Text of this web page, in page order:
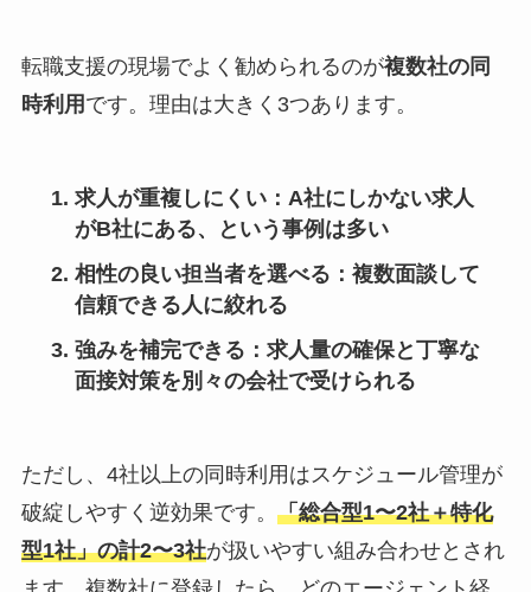
転職支援の現場でよく勧められるのが複数社の同
時利用 です。理由は大きく3つあります。
求人が重複しにくい：A社にしかない求人
がB社にある、という事例は多い
相性の良い担当者を選べる ：複数面談して
信頼できる人に絞れる
強みを補完できる ：求人量の確保と丁寧な
面接対策を別々の会社で受けられる
ただし、4社以上の同時利用はスケジュール管理が
破綻しやすく逆効果です。 「総合型1〜2社＋特化
型1社」の計2〜3社が扱いやすい組み合わせとされ